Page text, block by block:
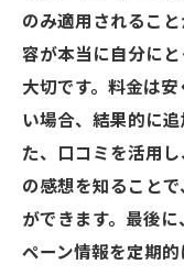
のみ適用されるこ
容が本当に自分に
大切です。料金は
い場合、結果的に
た、口コミを活用
の感想を知ること
ができます。最後
ペーン情報を定期